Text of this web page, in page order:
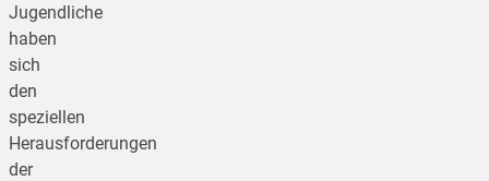
Jugendliche
haben
sich
den
speziellen
Herausforderungen
der